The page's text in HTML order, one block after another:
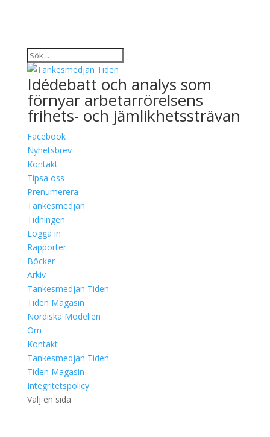
Idédebatt och analys som
förnyar arbetarrörelsens
frihets- och jämlikhetssträvan
Facebook
Nyhetsbrev
Kontakt
Tipsa oss
Prenumerera
Tankesmedjan
Tidningen
Logga in
Rapporter
Böcker
Arkiv
Tankesmedjan Tiden
Tiden Magasin
Nordiska Modellen
Om
Kontakt
Tankesmedjan Tiden
Tiden Magasin
Integritetspolicy
Välj en sida